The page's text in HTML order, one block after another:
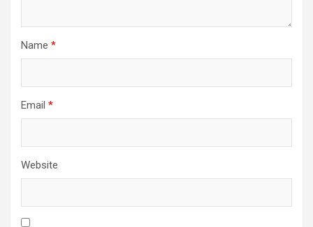
Name *
Email *
Website